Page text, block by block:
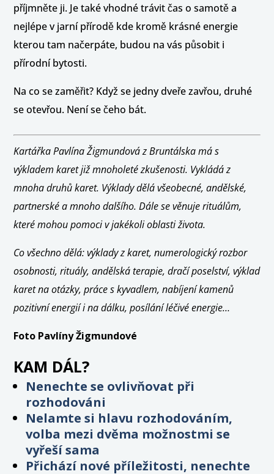
příjmněte ji. Je také vhodné trávit čas o samotě a
nejlépe v jarní přírodě kde kromě krásné energie
kterou tam načerpáte, budou na vás působit i
přírodní bytosti.
Na co se zaměřit? Když se jedny dveře zavřou, druhé
se otevřou. Není se čeho bát.
Kartářka Pavlína Žigmundová z Bruntálska má s
výkladem karet již mnoholeté zkušenosti. Vykládá z
mnoha druhů karet. Výklady dělá všeobecné, andělské,
partnerské a mnoho dalšího. Dále se věnuje rituálům,
které mohou pomoci v jakékoli oblasti života.
Co všechno dělá: výklady z karet, numerologický rozbor
osobnosti, rituály, andělská terapie, dračí poselství, výklad
karet na otázky, práce s kyvadlem, nabíjení kamenů
pozitivní energií i na dálku, posílání léčivé energie…
Foto Pavlíny Žigmundové
KAM DÁL?
Nenechte se ovlivňovat při
rozhodováni
Nelamte si hlavu rozhodováním,
volba mezi dvěma možnostmi se
vyřeší sama
Přichází nové příležitosti, nenechte